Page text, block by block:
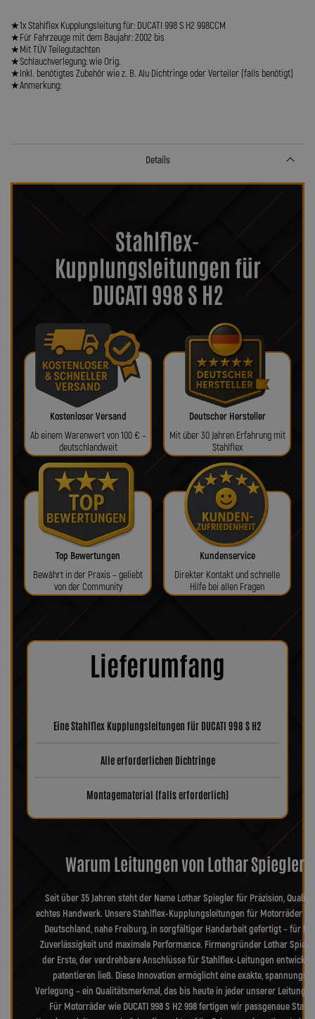
★1x Stahlflex Kupplungsleitung für: DUCATI 998 S H2 998CCM
★Für Fahrzeuge mit dem Baujahr: 2002 bis
★Mit TÜV Teilegutachten
★Schlauchverlegung: wie Orig.
★Inkl. benötigtes Zubehör wie z. B. Alu Dichtringe oder Verteiler (falls benötigt)
★Anmerkung:
Details
Stahlflex-
Kupplungsleitungen für
DUCATI 998 S H2
Kostenloser Versand
Ab einem Warenwert von 100 € –
deutschlandweit
Deutscher Hersteller
Mit über 30 Jahren Erfahrung mit
Stahlflex
Top Bewertungen
Bewährt in der Praxis – geliebt
von der Community
Kundenservice
Direkter Kontakt und schnelle
Hilfe bei allen Fragen
Lieferumfang
Eine Stahlflex Kupplungsleitungen für DUCATI 998 S H2
Alle erforderlichen Dichtringe
Montagematerial (falls erforderlich)
Warum Leitungen von Lothar Spiegler?
Seit über 35 Jahren steht der Name Lothar Spiegler für Präzision,
echtes Handwerk. Unsere Stahlflex-Kupplungsleitungen für Motorräder
Deutschland, nahe Freiburg, in sorgfältiger Handarbeit gefertigt – für
Zuverlässigkeit und maximale Performance. Firmengründer Lothar
der Erste, der verdrehbare Anschlüsse für Stahlflex-Leitungen
patentieren ließ. Diese Innovation ermöglicht eine exakte,
Verlegung – ein Qualitätsmerkmal, das bis heute in jeder unserer
Für Motorräder wie DUCATI 998 S H2 998 fertigen wir passgenaue